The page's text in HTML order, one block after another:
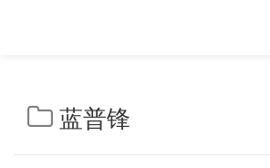
蓝普锋